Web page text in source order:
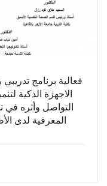
فعالية برنامج
الاجهزة الذكية
التواصل وأثره في
المعرفية لدى